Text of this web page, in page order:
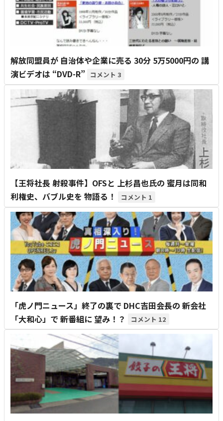
解放同盟員が 自治体や企業に売る 30分 5万5000円の 講
演ビデオは “DVD-R”
3
【王将社長 射殺事件】OFSと 上杉昌也氏の 蜜月は同和
利権史、バブル史を 物語る！
1
「虎ノ門ニュース」終了の裏で DHC吉田会長の 新会社
「大和心」で 新番組に 望み！？
12